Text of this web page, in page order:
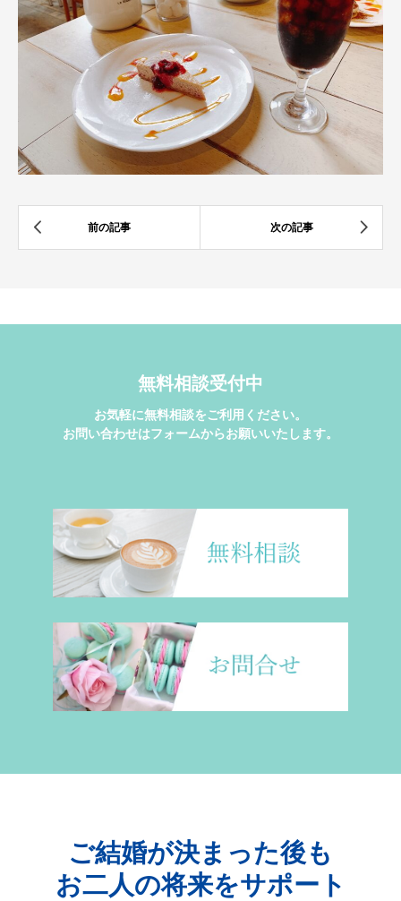
無料相談受付中
お気軽に無料相談をご利用ください。
お問い合わせはフォームからお願いいたします。
ご結婚が決まった後も
お二人の将来をサポート